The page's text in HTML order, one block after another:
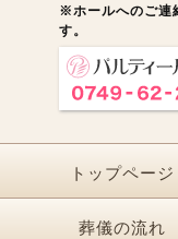
※ホールへのご連
す。
トップページ
葬儀の流れ